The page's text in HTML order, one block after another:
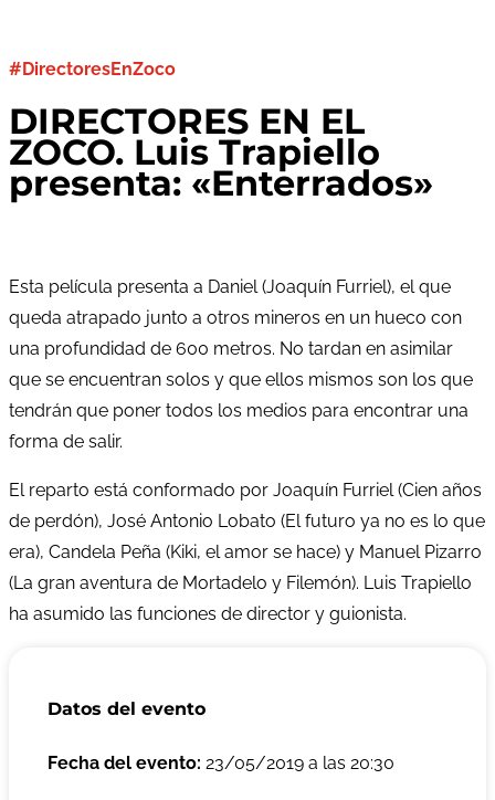
#DirectoresEnZoco
DIRECTORES EN EL
ZOCO. Luis Trapiello
presenta: «Enterrados»
Esta película presenta a Daniel (Joaquín Furriel), el que
queda atrapado junto a otros mineros en un hueco con
una profundidad de 600 metros. No tardan en asimilar
que se encuentran solos y que ellos mismos son los que
tendrán que poner todos los medios para encontrar una
forma de salir.
El reparto está conformado por Joaquín Furriel (Cien años
de perdón), José Antonio Lobato (El futuro ya no es lo que
era), Candela Peña (Kiki, el amor se hace) y Manuel Pizarro
(La gran aventura de Mortadelo y Filemón). Luis Trapiello
ha asumido las funciones de director y guionista.
Datos del evento
Fecha del evento: 23/05/2019 a las 20:30